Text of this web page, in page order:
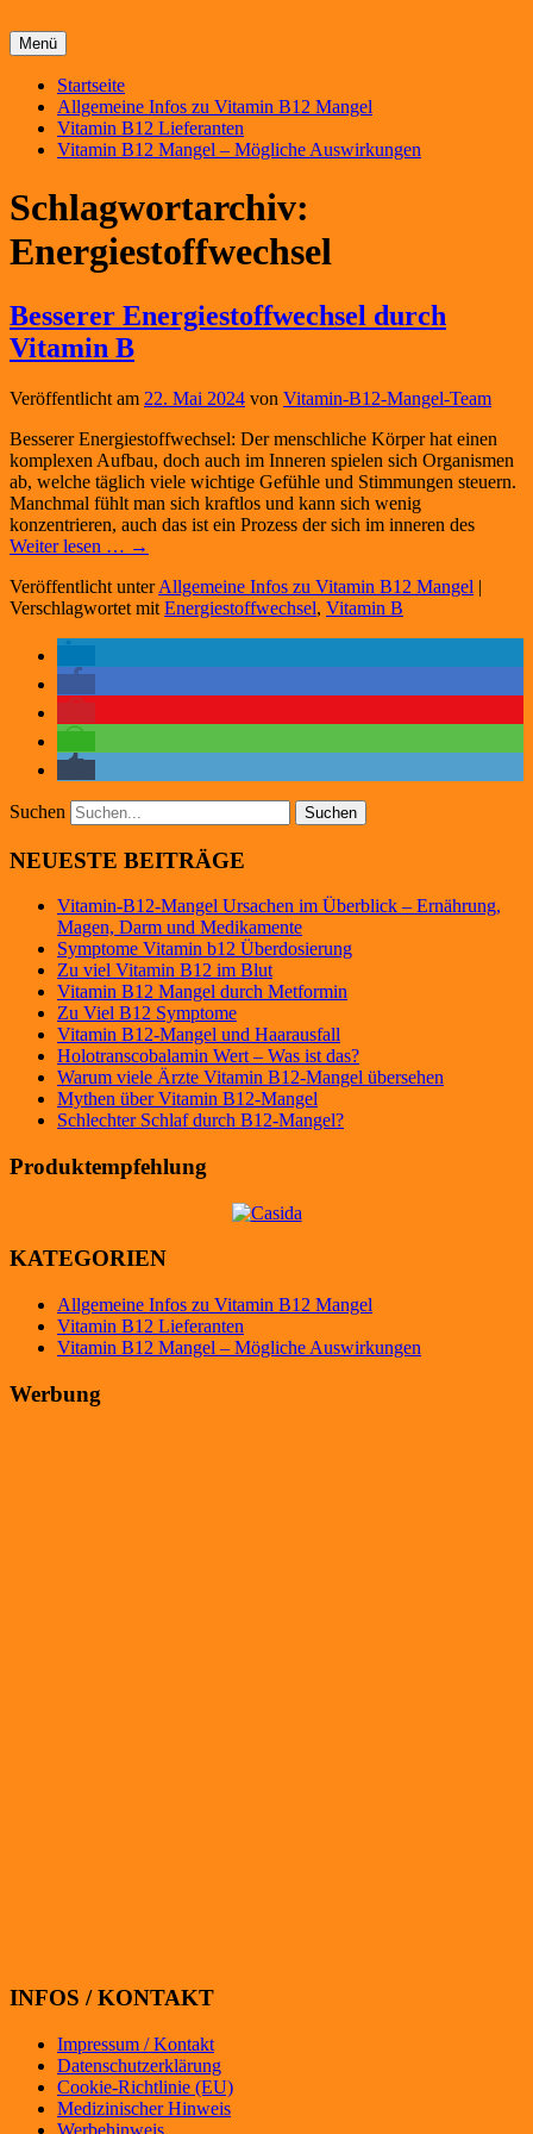
Menü
Primäres
Menü
Startseite
Allgemeine Infos zu Vitamin B12 Mangel
Vitamin B12 Lieferanten
Vitamin B12 Mangel – Mögliche Auswirkungen
Schlagwortarchiv:
Energiestoffwechsel
Besserer Energiestoffwechsel durch
Vitamin B
Veröffentlicht am 22. Mai 2024 von Vitamin-B12-Mangel-Team
Besserer Energiestoffwechsel: Der menschliche Körper hat einen
komplexen Aufbau, doch auch im Inneren spielen sich Organismen
ab, welche täglich viele wichtige Gefühle und Stimmungen steuern.
Manchmal fühlt man sich kraftlos und kann sich wenig
konzentrieren, auch das ist ein Prozess der sich im inneren des
Weiter lesen … →
Veröffentlicht unter Allgemeine Infos zu Vitamin B12 Mangel |
Verschlagwortet mit Energiestoffwechsel, Vitamin B
Suchen
NEUESTE BEITRÄGE
Vitamin-B12-Mangel Ursachen im Überblick – Ernährung,
Magen, Darm und Medikamente
Symptome Vitamin b12 Überdosierung
Zu viel Vitamin B12 im Blut
Vitamin B12 Mangel durch Metformin
Zu Viel B12 Symptome
Vitamin B12-Mangel und Haarausfall
Holotranscobalamin Wert – Was ist das?
Warum viele Ärzte Vitamin B12-Mangel übersehen
Mythen über Vitamin B12-Mangel
Schlechter Schlaf durch B12-Mangel?
Produktempfehlung
KATEGORIEN
Allgemeine Infos zu Vitamin B12 Mangel
Vitamin B12 Lieferanten
Vitamin B12 Mangel – Mögliche Auswirkungen
Werbung
INFOS / KONTAKT
Impressum / Kontakt
Datenschutzerklärung
Cookie-Richtlinie (EU)
Medizinischer Hinweis
Werbehinweis